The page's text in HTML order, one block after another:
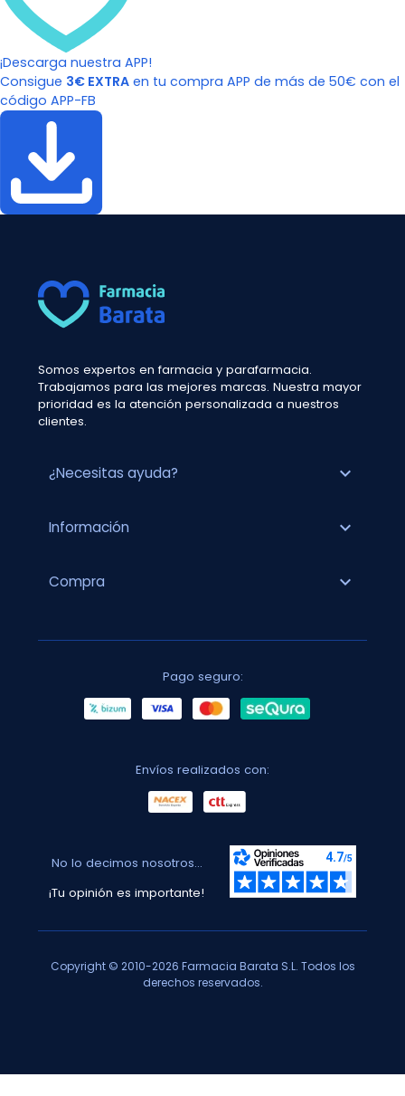
¡Descarga nuestra APP!
Consigue 3€ EXTRA en tu compra APP de más de 50€ con el
código APP-FB
Somos expertos en farmacia y parafarmacia.
Trabajamos para las mejores marcas. Nuestra mayor
prioridad es la atención personalizada a nuestros
clientes.
¿Necesitas ayuda? expand_more
Información expand_more
Compra expand_more
Pago seguro:
Envíos realizados con:
No lo decimos nosotros...
¡Tu opinión es importante!
Copyright © 2010-2026 Farmacia Barata S.L. Todos los
derechos reservados.